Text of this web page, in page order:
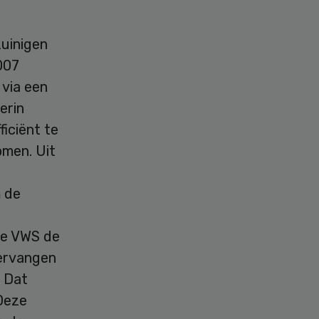
een
te
Uit
de
VWS de
Dat